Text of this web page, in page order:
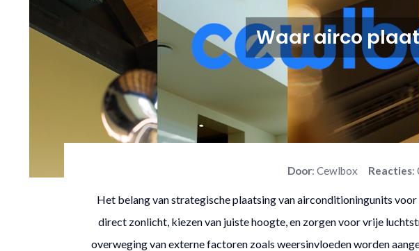
Waar airco
Door: Cewlbox Reacties:
Het belang van strategische plaatsing van airconditioningunits
direct zonlicht, kiezen van juiste hoogte, en zorgen voor vrije
overweging van externe factoren zoals weersinvloeden worden